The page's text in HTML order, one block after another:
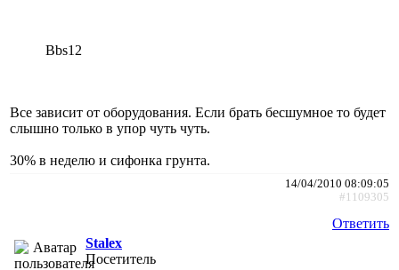
Bbs12
Все зависит от оборудования. Если брать бесшумное то будет
слышно только в упор чуть чуть.
30% в неделю и сифонка грунта.
14/04/2010 08:09:05
#1109305
Ответить
Stalex
Посетитель